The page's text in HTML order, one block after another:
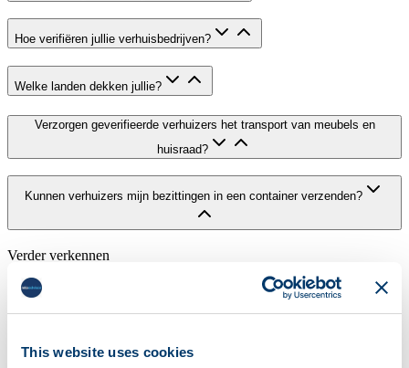
This website uses cookies
Hoe verifiëren jullie verhuisbedrijven?
Welke landen dekken jullie?
Verzorgen geverifieerde verhuizers het transport van meubels en
huisraad?
Kunnen verhuizers mijn bezittingen in een container verzenden?
Verder verkennen
Kies de juiste volgende stap
offerteflow.